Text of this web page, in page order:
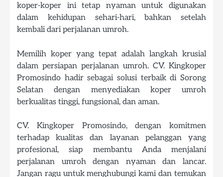
koper-koper ini tetap nyaman untuk digunakan
dalam kehidupan sehari-hari, bahkan setelah
kembali dari perjalanan umroh.
Memilih koper yang tepat adalah langkah krusial
dalam persiapan perjalanan umroh. CV. Kingkoper
Promosindo hadir sebagai solusi terbaik di Sorong
Selatan dengan menyediakan koper umroh
berkualitas tinggi, fungsional, dan aman.
CV. Kingkoper Promosindo, dengan komitmen
terhadap kualitas dan layanan pelanggan yang
profesional, siap membantu Anda menjalani
perjalanan umroh dengan nyaman dan lancar.
Jangan ragu untuk menghubungi kami dan temukan